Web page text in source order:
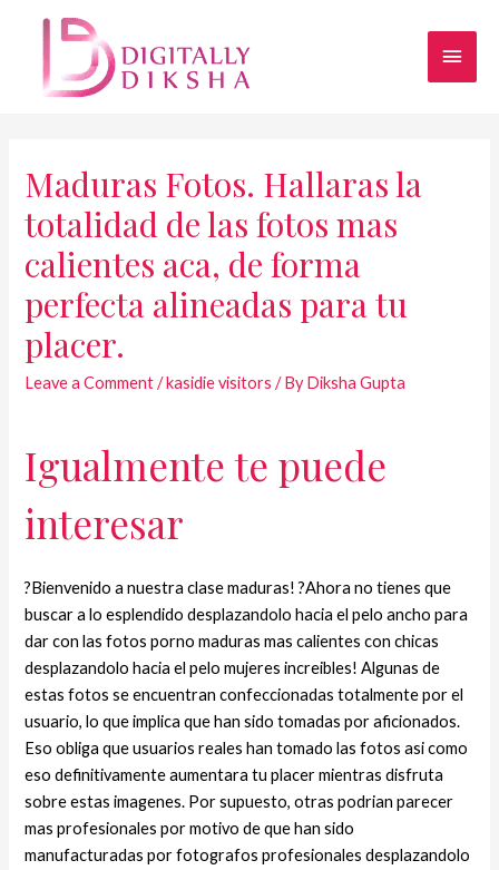
Maduras Fotos. Hallaras la
totalidad de las fotos mas
calientes aca, de forma
perfecta alineadas para tu
placer.
Leave a Comment /kasidie visitors / ByDiksha Gupta
Igualmente te puede
interesar
?Bienvenido a nuestra clase maduras! ?Ahora no tienes que
buscar a lo esplendido desplazandolo hacia el pelo ancho para
dar con las fotos porno maduras mas calientes con chicas
desplazandolo hacia el pelo mujeres increibles! Algunas de
estas fotos se encuentran confeccionadas totalmente por el
usuario, lo que implica que han sido tomadas por aficionados.
Eso obliga que usuarios reales han tomado las fotos asi­ como
eso definitivamente aumentara tu placer mientras disfruta
sobre estas imagenes. Por supuesto, otras podri­an parecer
mas profesionales por motivo de que han sido
manufacturadas por fotografos profesionales desplazandolo